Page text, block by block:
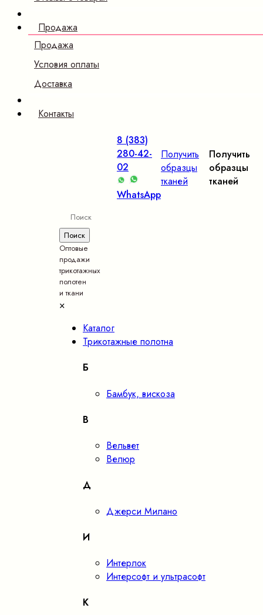
Продажа
Продажа
Условия оплаты
Доставка
Контакты
8 (383)
280-42-
02
WhatsApp
Получить
образцы
тканей
Получить
образцы
тканей
Оптовые
продажи
трикотажных
полотен
и ткани
×
Каталог
Трикотажные полотна
Б
Бамбук, вискоза
В
Вельвет
Велюр
Д
Джерси Милано
И
Интерлок
Интерсофт и ультрасофт
К